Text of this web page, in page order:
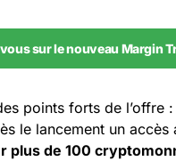
sur le nouveau Margin
points forts de l’offre :
le lancement un accès
plus de 100